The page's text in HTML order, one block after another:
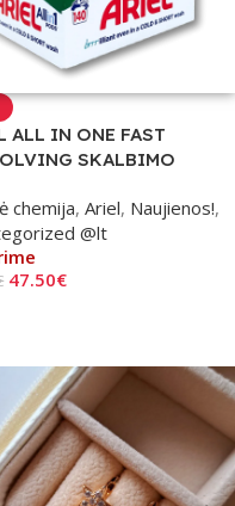
ALL IN ONE FAST
SKALBIMO
chemija, Ariel, Naujienos!,
@lt
47.50€